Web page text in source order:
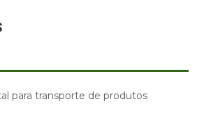
para transporte de produtos